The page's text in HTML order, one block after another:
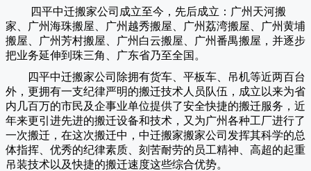
四平中迁搬家公司成立至今，先后成立：广州天河搬
家、广州海珠搬屋、广州越秀搬屋、广州荔湾搬屋、广州黄埔
搬屋、广州芳村搬屋、广州白云搬屋、广州番禺搬屋，并逐步
把业务延伸到珠三角、广东省乃至全国。
四平中迁搬家公司除拥有货车、平板车、吊机等近两百台
外，更拥有一支纪律严明的搬迁技术人员队伍，成立以来为省
内几百万的市民及企事业单位提供了安全快捷的搬迁服务，近
年来更引进先进的搬迁设备和技术，又为广州各种工厂进行了
一次搬迁，在这次搬迁中， 中迁搬家搬家公司发挥其科学的总
体指挥、优秀的纪律素质、刻苦耐劳的员工精神、高超的起重
吊装技术以及快捷的搬迁速度这些综合优势。